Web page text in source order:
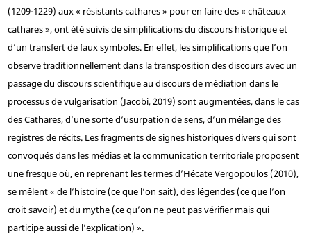
(1209-1229) aux « résistants cathares » pour en faire des « châteaux
cathares », ont été suivis de simplifications du discours historique et
d’un transfert de faux symboles. En effet, les simplifications que l’on
observe traditionnellement dans la transposition des discours avec un
passage du discours scientifique au discours de médiation dans le
processus de vulgarisation (Jacobi, 2019) sont augmentées, dans le cas
des Cathares, d’une sorte d’usurpation de sens, d’un mélange des
registres de récits. Les fragments de signes historiques divers qui sont
convoqués dans les médias et la communication territoriale proposent
une fresque où, en reprenant les termes d’Hécate Vergopoulos (2010),
se mêlent « de l’histoire (ce que l’on sait), des légendes (ce que l’on
croit savoir) et du mythe (ce qu’on ne peut pas vérifier mais qui
participe aussi de l’explication) ».